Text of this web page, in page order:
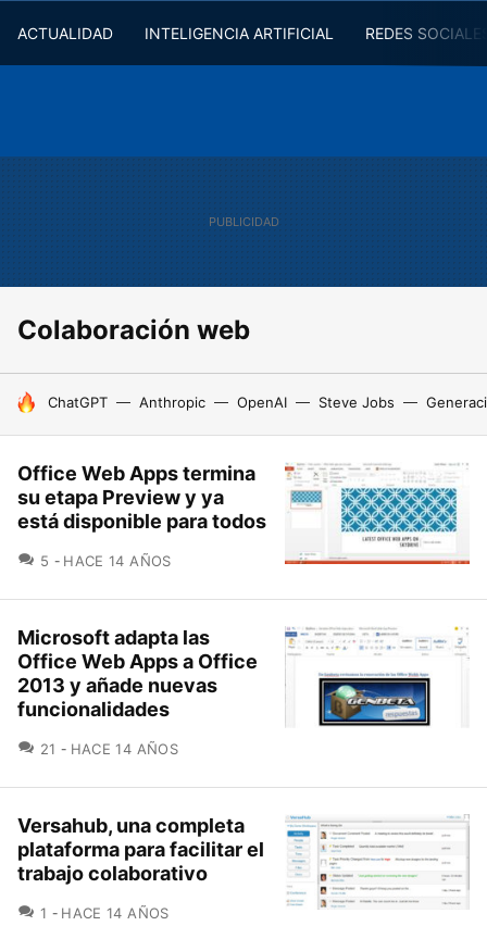
ACTUALIDAD INTELIGENCIA ARTIFICIAL REDES
Colaboración web
HOY SE HABLA DE
ChatGPT Anthropic OpenAI Steve Jobs
Office Web Apps termina
su etapa Preview y ya
está disponible para todos
5 COMENTARIOS
HACE 14 AÑOS
Microsoft adapta las
Office Web Apps a Office
2013 y añade nuevas
funcionalidades
21 COMENTARIOS
HACE 14 AÑOS
Versahub, una completa
plataforma para facilitar el
trabajo colaborativo
1 COMENTARIOS
HACE 14 AÑOS